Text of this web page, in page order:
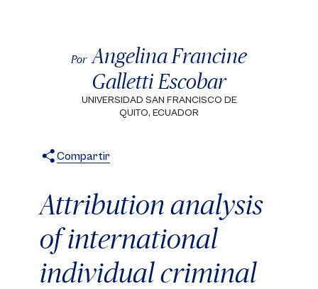
Por Angelina Francine
Galletti Escobar
UNIVERSIDAD SAN FRANCISCO DE
QUITO, ECUADOR
Compartir
Attribution analysis
of international
individual criminal